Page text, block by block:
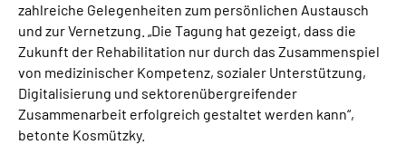
zahlreiche Gelegenheiten zum persönlichen Austausch
und zur Vernetzung. „Die Tagung hat gezeigt, dass die
Zukunft der Rehabilitation nur durch das Zusammenspiel
von medizinischer Kompetenz, sozialer Unterstützung,
Digitalisierung und sektorenübergreifender
Zusammenarbeit erfolgreich gestaltet werden kann“,
betonte Kosmützky.